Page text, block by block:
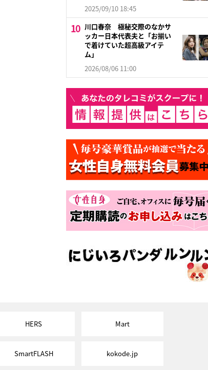
2025/09/10 18:45
川口春奈 極秘交際のなかサ
ッカー日本代表夫と「お揃い
で着けていた超高級アイテ
ム」
2026/08/06 11:00
HERS Mart
SmartFLASH kokode.jp